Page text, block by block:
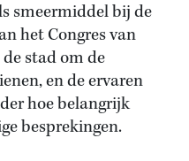
smeermiddel bij de
het Congres van
stad om de
en de ervaren
hoe belangrijk
besprekingen.